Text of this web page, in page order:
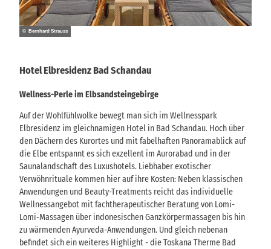
Hotel Elbresidenz Bad Schandau
Wellness-Perle im Elbsandsteingebirge
Auf der Wohlfühlwolke bewegt man sich im Wellnesspark
Elbresidenz im gleichnamigen Hotel in Bad Schandau. Hoch über
den Dächern des Kurortes und mit fabelhaften Panoramablick auf
die Elbe entspannt es sich exzellent im Aurorabad und in der
Saunalandschaft des Luxushotels. Liebhaber exotischer
Verwöhnrituale kommen hier auf ihre Kosten: Neben klassischen
Anwendungen und Beauty-Treatments reicht das individuelle
Wellnessangebot mit fachtherapeutischer Beratung von Lomi-
Lomi-Massagen über indonesischen Ganzkörpermassagen bis hin
zu wärmenden Ayurveda-Anwendungen. Und gleich nebenan
befindet sich ein weiteres Highlight - die Toskana Therme Bad
© Bernhard Strauss